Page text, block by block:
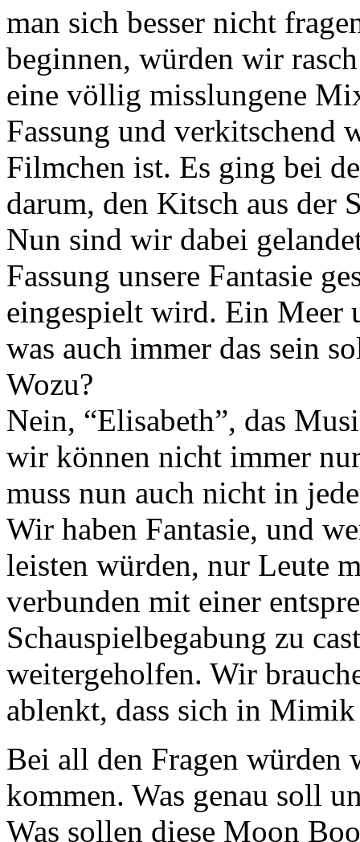
man sich besser nicht
beginnen, würden wir
eine völlig misslungene
Fassung und verkitschend
Filmchen ist. Es ging bei
darum, den Kitsch aus der
Nun sind wir dabei
Fassung unsere Fantasie
eingespielt wird. Ein Meer
was auch immer das sein
Wozu?
Nein, “Elisabeth”, das
wir können nicht immer
muss nun auch nicht in
Wir haben Fantasie, und
leisten würden, nur Leute
verbunden mit einer
Schauspielbegabung zu
weitergeholfen. Wir
ablenkt, dass sich in
Bei all den Fragen würden
kommen. Was genau soll
Was sollen diese Moon